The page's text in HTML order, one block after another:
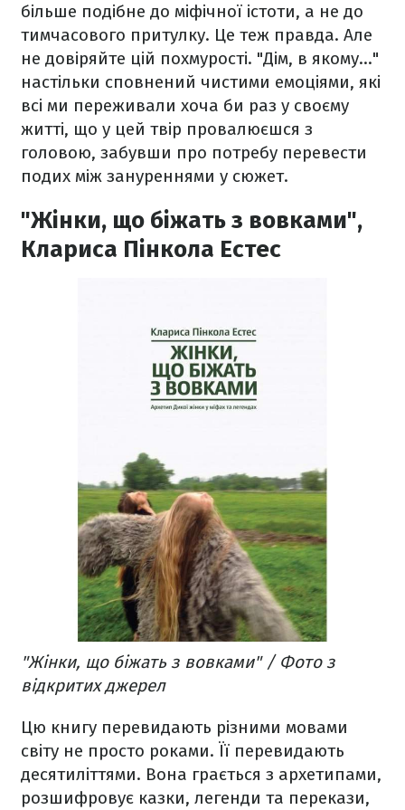
більше подібне до міфічної істоти, а не до
тимчасового притулку. Це теж правда. Але
не довіряйте цій похмурості. "Дім, в якому…"
настільки сповнений чистими емоціями, які
всі ми переживали хоча би раз у своєму
житті, що у цей твір провалюєшся з
головою, забувши про потребу перевести
подих між зануреннями у сюжет.
"Жінки, що біжать з вовками",
Клариса Пінкола Естес
"Жінки, що біжать з вовками" / Фото з
відкритих джерел
Цю книгу перевидають різними мовами
світу не просто роками. Її перевидають
десятиліттями. Вона грається з архетипами,
розшифровує казки, легенди та перекази,